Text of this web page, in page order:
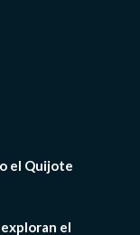
el Quijote
el